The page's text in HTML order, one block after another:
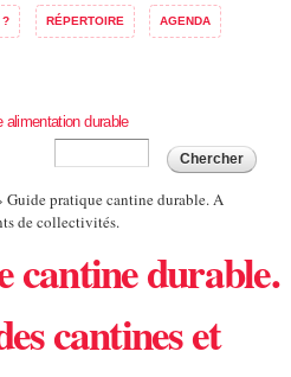
? RÉPERTOIRE AGENDA
alimentation durable
Formulaire de
recherche
Chercher
Guide pratique cantine durable. A
de collectivités.
cantine durable.
cantines et